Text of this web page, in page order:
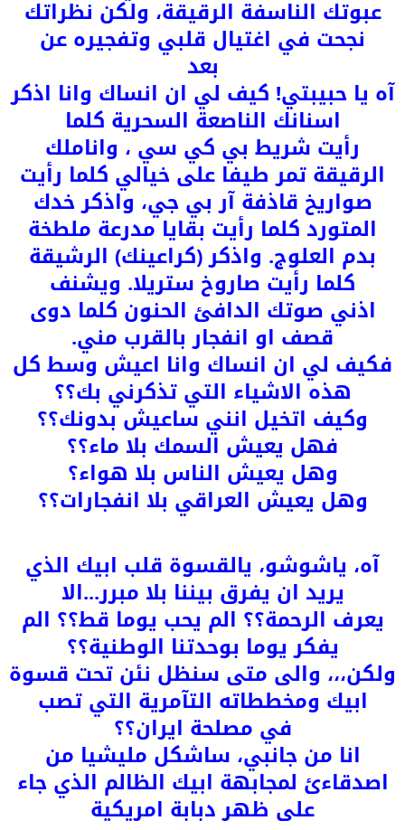
عبوتك الناسفة الرقيقة، ولكن نظراتك
نجحت في اغتيال قلبي وتفجيره عن
بعد
آه يا حبيبتي! كيف لي ان انساك وانا اذكر
اسنانك الناصعة السحرية كلما
رأيت شريط بي كي سي ، واناملك
الرقيقة تمر طيفا على خيالي كلما رأيت
صواريخ قاذفة آر بي جي، واذكر خدك
المتورد كلما رأيت بقايا مدرعة ملطخة
بدم العلوج. واذكر (كراعينك) الرشيقة
كلما رأيت صاروخ ستريلا. ويشنف
اذني صوتك الدافئ الحنون كلما دوى
قصف او انفجار بالقرب مني.
فكيف لي ان انساك وانا اعيش وسط كل
هذه الاشياء التي تذكرني بك؟؟
وكيف اتخيل انني ساعيش بدونك؟؟
فهل يعيش السمك بلا ماء؟؟
وهل يعيش الناس بلا هواء؟
وهل يعيش العراقي بلا انفجارات؟؟
آه، ياشوشو، يالقسوة قلب ابيك الذي
يريد ان يفرق بيننا بلا مبرر...الا
يعرف الرحمة؟؟ الم يحب يوما قط؟؟ الم
يفكر يوما بوحدتنا الوطنية؟؟
ولكن،،، والى متى سنظل نئن تحت قسوة
ابيك ومخططاته التآمرية التي تصب
في مصلحة ايران؟؟
انا من جانبي، ساشكل مليشيا من
اصدقاءئ لمجابهة ابيك الظالم الذي جاء
على ظهر دبابة امريكية